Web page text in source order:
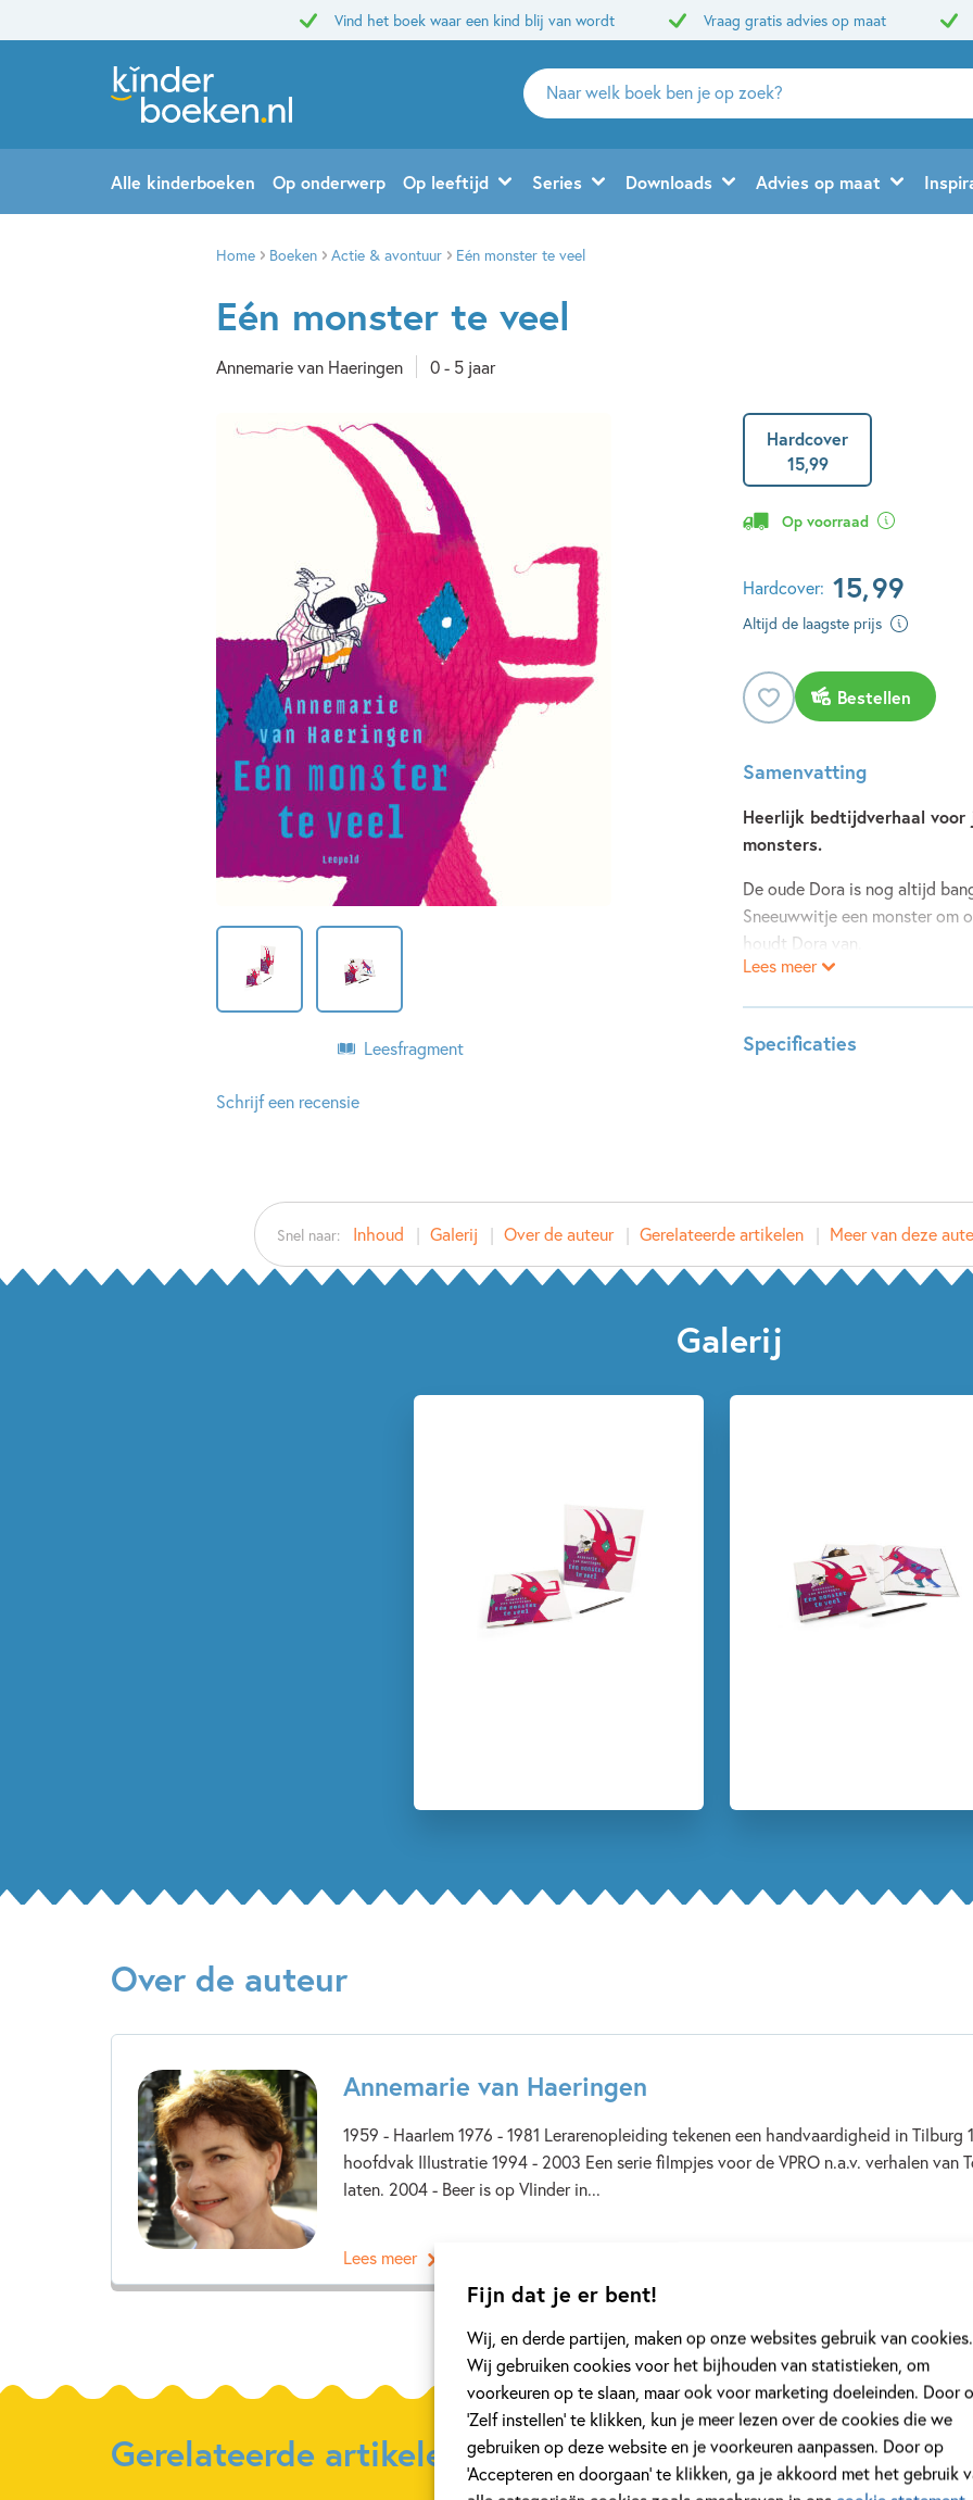
Fijn dat je er bent!
Wij, en derde partijen, maken op onze websites gebruik van cookies.
Wij gebruiken cookies voor het bijhouden van statistieken, om
voorkeuren op te slaan, maar ook voor marketing doeleinden. Door
‘Zelf instellen’ te klikken, kun je meer lezen over de cookies die we
gebruiken op deze website en je voorkeuren aanpassen. Door op
‘Accepteren en doorgaan’ te klikken, ga je akkoord met het gebruik
Vind het boek waar een kind blij van wordt Vraag gratis advies op maat
Zoeken
naar
en
uitgevers
Alle kinderboeken Op onderwerp Op leeftijd Series Downloads Advies op maat
Home Boeken Actie & avontuur Eén monster te veel
Eén monster te veel
Annemarie van Haeringen 0 - 5 jaar
Leesfragment
Schrijf een recensie
Hardcover
15,99
Op voorraad
Hardcover: 15,99
Altijd de laagste prijs
Bestellen
Samenvatting
Heerlijk bedtijdverhaal voor
monsters.
De oude Dora is nog altijd
Sneeuwwitje een monster om
houdt Dora van.
Het monster doet alles voor
Lees meer
Specificaties
Aantal pagina's:
32
Verschijningsdatum:
Kenmerken van dit boek
Zelfvertrouwen & weerbaarheid
Snel naar: Inhoud Galerij Over de auteur Gerelateerde artikelen Meer van deze
Galerij
Over de auteur
Annemarie van Haeringen
1959 - Haarlem 1976 - 1981 Lerarenopleiding tekenen een handvaardigheid in
hoofdvak Illustratie 1994 - 2003 Een serie filmpjes voor de VPRO n.a.v. verhalen van
laten. 2004 - Beer is op Vlinder in...
Lees meer
Gerelateerde artikelen